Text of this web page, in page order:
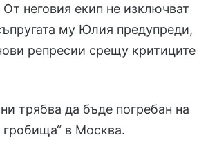
От неговия екип не изключват
му Юлия предупреди,
репресии срещу критиците
трябва да бъде погребан на
гробища“ в Москва.